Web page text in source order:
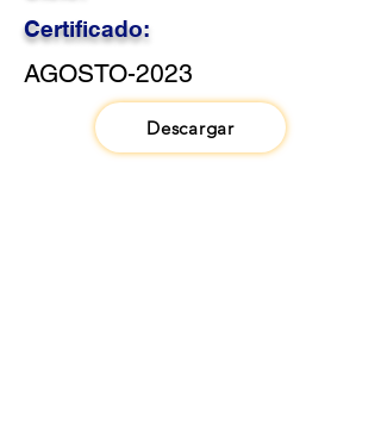
Certificado:
AGOSTO-2023
Descargar